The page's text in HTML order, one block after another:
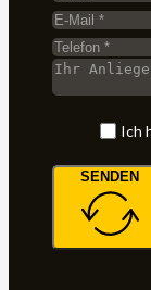
Ich
SENDEN